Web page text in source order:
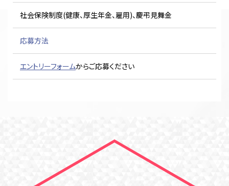
社会保険制度(健康、厚生年金、雇用)、慶弔見舞金
応募方法
エントリーフォームからご応募ください
工事施工管理及び技術営業
現在、「管理」は募集しておりません。